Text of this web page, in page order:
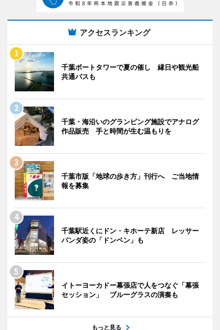
アクセスランキング
千葉ポートタワーで夏の催し 縁日や観光船
共通パスも
千葉・海沿いのグランピング施設でアナログ
作品販売 手と時間が生む温もりを
千葉市版「地球の歩き方」刊行へ ご当地情
報を募集
千葉駅近くにドン・キホーテ新店 レッサー
パンダ姿の「ドンペン」も
イトーヨーカドー幕張店で人をつなぐ「幕張
セッション」 ブルーグラスの演奏も
もっと見る